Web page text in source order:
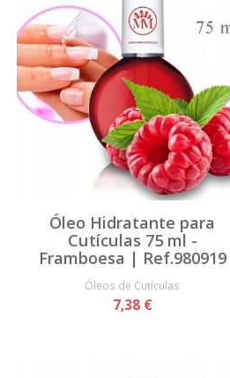
Óleo Hidratante para
Cutículas 75 ml -
Framboesa | Ref.980919
Óleos de Cutículas
7,38 €